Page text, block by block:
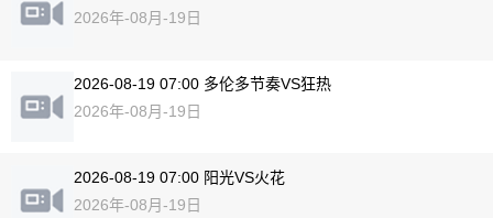
2026年-08月-19日
2026-08-19 07:00 多伦多节奏VS狂热
2026年-08月-19日
2026-08-19 07:00 阳光VS火花
2026年-08月-19日